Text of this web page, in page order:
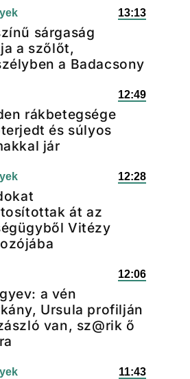
13:13
sárgaság
a szőlőt,
a Badacsony
12:49
rákbetegsége
és súlyos
jár
12:28
át az
Vitézy
12:06
a vén
Ursula profilján
van, sz@rik ő
11:43